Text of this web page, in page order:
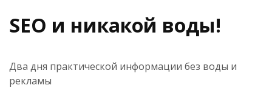
SEO и никакой воды!
Два дня практической информации без воды и
рекламы